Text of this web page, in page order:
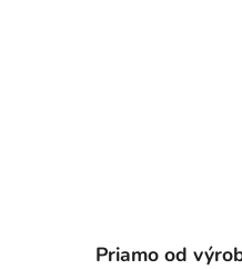
Priamo od